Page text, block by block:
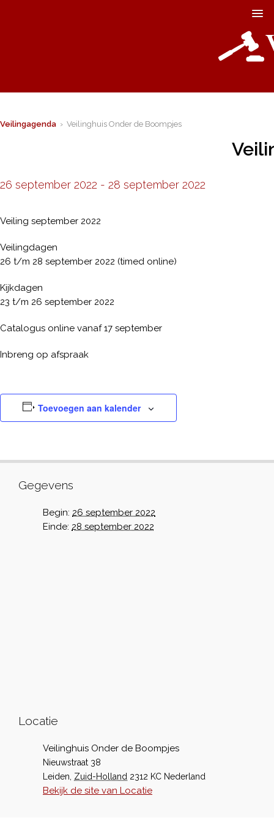
Veilingagenda › Veilinghuis Onder de Boompjes
26 september 2022 - 28 september 2022
Veiling september 2022
Veilingdagen
26 t/m 28 september 2022 (timed online)
Kijkdagen
23 t/m 26 september 2022
Catalogus online vanaf 17 september
Inbreng op afspraak
Toevoegen aan kalender
Gegevens
Begin: 26 september 2022
Einde: 28 september 2022
Locatie
Veilinghuis Onder de Boompjes
Nieuwstraat 38
Leiden Zuid-Holland 2312 KC Nederland
Bekijk de site van Locatie